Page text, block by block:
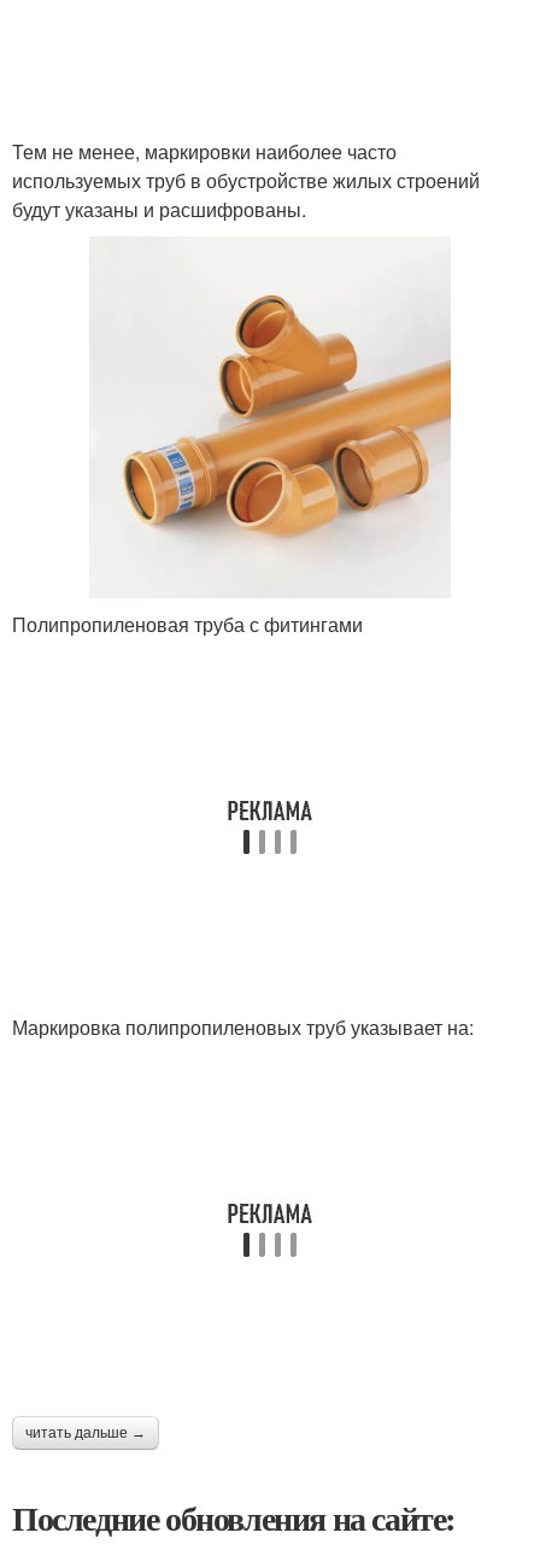
Тем не менее, маркировки наиболее часто
используемых труб в обустройстве жилых строений
будут указаны и расшифрованы.
Полипропиленовая труба с фитингами
Маркировка полипропиленовых труб указывает на:
читать дальше →
Последние обновления на сайте: